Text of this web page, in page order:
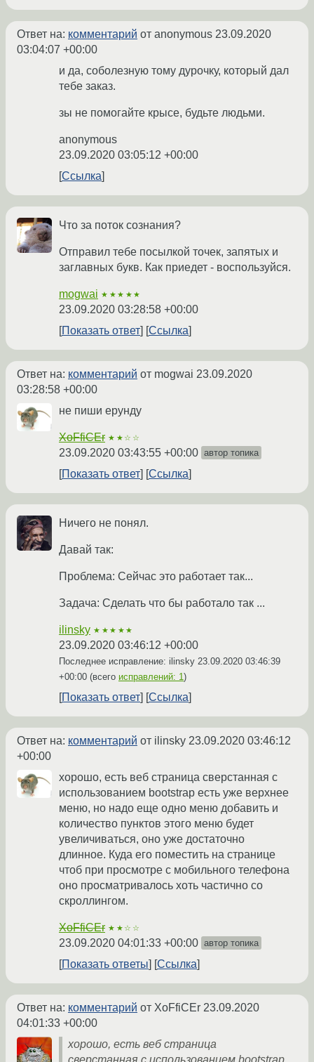
Ответ на: комментарий от anonymous 23.09.2020
03:04:07 +00:00
и да, соболезную тому дурочку, который дал
тебе заказ.
зы не помогайте крысе, будьте людьми.
anonymous
23.09.2020 03:05:12 +00:00
Ссылка
Что за поток сознания?
Отправил тебе посылкой точек, запятых и
заглавных букв. Как приедет - воспользуйся.
mogwai ★★★★★
23.09.2020 03:28:58 +00:00
Показать ответ
Ссылка
Ответ на: комментарий от mogwai 23.09.2020
03:28:58 +00:00
не пиши ерунду
XoFfiCEr ★★☆☆
23.09.2020 03:43:55 +00:00 автор топика
Показать ответ Ссылка
Ничего не понял.
Давай так:
Проблема: Сейчас это работает так...
Задача: Сделать что бы работало так ...
ilinsky ★★★★★
23.09.2020 03:46:12 +00:00
Последнее исправление: ilinsky 23.09.2020 03:46:39
+00:00 (всего исправлений: 1)
Показать ответ Ссылка
Ответ на: комментарий от ilinsky 23.09.2020 03:46:12
+00:00
хорошо, есть веб страница сверстанная с
использованием bootstrap есть уже верхнее
меню, но надо еще одно меню добавить и
количество пунктов этого меню будет
увеличиваться, оно уже достаточно
длинное. Куда его поместить на странице
чтоб при просмотре с мобильного телефона
оно просматривалось хоть частично со
скроллингом.
XoFfiCEr ★★☆☆
23.09.2020 04:01:33 +00:00 автор топика
Показать ответы Ссылка
Ответ на: комментарий от XoFfiCEr 23.09.2020
04:01:33 +00:00
хорошо, есть веб страница